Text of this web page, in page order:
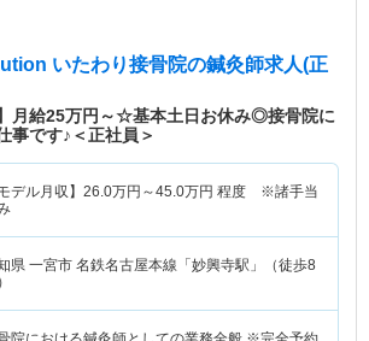
いたわり接骨院の鍼灸師求人(正
】月給25万円～☆基本土日お休み◎接骨院に
事です♪＜正社員＞
デル月収】 26.0万円～45.0万円 程度 ※諸手当
県 一宮市 名鉄名古屋本線「妙興寺駅」（徒歩8